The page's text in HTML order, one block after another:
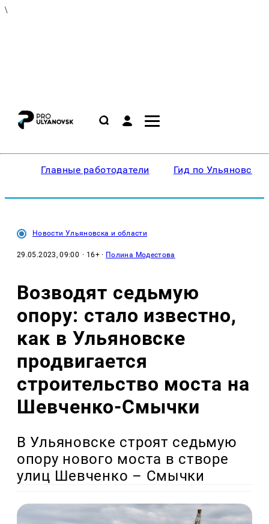
\
Главные работодатели Гид по Ульяновску
Новости Ульяновска и области
29.05.2023, 09:00 · 16+ · Полина Модестова
Возводят седьмую
опору: стало известно,
как в Ульяновске
продвигается
строительство моста на
Шевченко-Смычки
В Ульяновске строят седьмую
опору нового моста в створе
улиц Шевченко – Смычки